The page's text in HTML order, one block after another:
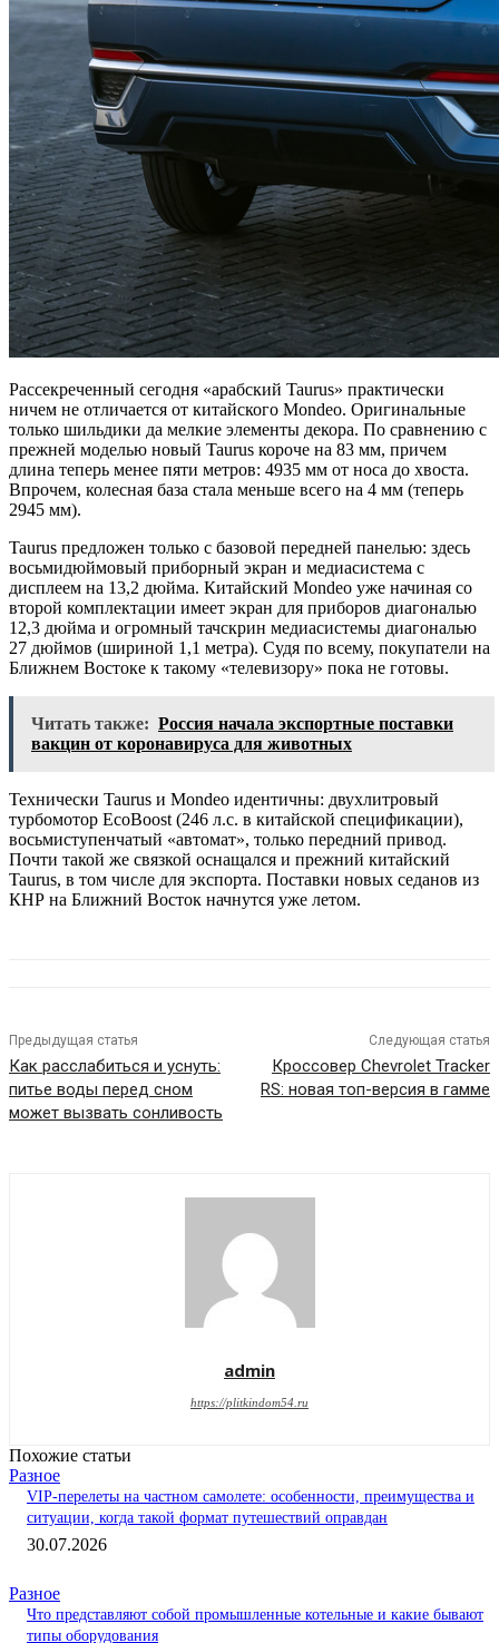
Рассекреченный сегодня «арабский Taurus» практически
ничем не отличается от китайского Mondeo. Оригинальные
только шильдики да мелкие элементы декора. По сравнению с
прежней моделью новый Taurus короче на 83 мм, причем
длина теперь менее пяти метров: 4935 мм от носа до хвоста.
Впрочем, колесная база стала меньше всего на 4 мм (теперь
2945 мм).
Taurus предложен только с базовой передней панелью: здесь
восьмидюймовый приборный экран и медиасистема с
дисплеем на 13,2 дюйма. Китайский Mondeo уже начиная со
второй комплектации имеет экран для приборов диагональю
12,3 дюйма и огромный тачскрин медиасистемы диагональю
27 дюймов (шириной 1,1 метра). Судя по всему, покупатели на
Ближнем Востоке к такому «телевизору» пока не готовы.
Читать также: Россия начала экспортные поставки
вакцин от коронавируса для животных
Технически Taurus и Mondeo идентичны: двухлитровый
турбомотор EcoBoost (246 л.с. в китайской спецификации),
восьмиступенчатый «автомат», только передний привод.
Почти такой же связкой оснащался и прежний китайский
Taurus, в том числе для экспорта. Поставки новых седанов из
КНР на Ближний Восток начнутся уже летом.
Предыдущая статья
Как расслабиться и уснуть:
питье воды перед сном
может вызвать сонливость
Следующая статья
Кроссовер Chevrolet Tracker
RS: новая топ-версия в гамме
admin
https://plitkindom54.ru
Похожие статьи
Разное
VIP-перелеты на частном самолете: особенности, преимущества и
ситуации, когда такой формат путешествий оправдан
30.07.2026
Разное
Что представляют собой промышленные котельные и какие бывают
типы оборудования